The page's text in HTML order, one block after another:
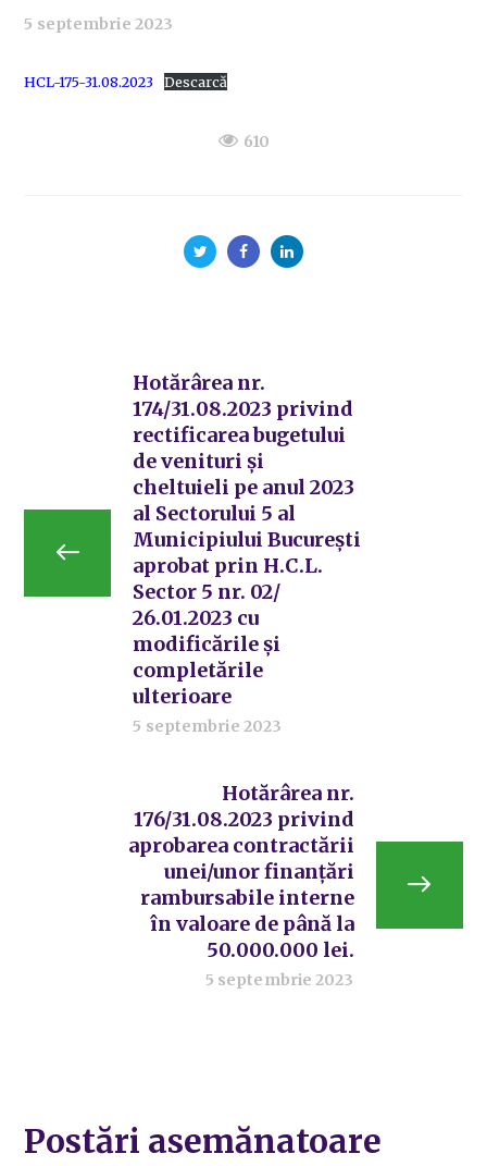
5 septembrie 2023
HCL-175-31.08.2023 Descarcă
610
Hotărârea nr.
174/31.08.2023 privind
rectificarea bugetului
de venituri și
cheltuieli pe anul 2023
al Sectorului 5 al
Municipiului București
aprobat prin H.C.L.
Sector 5 nr. 02/
26.01.2023 cu
modificările și
completările
ulterioare
5 septembrie 2023
Hotărârea nr.
176/31.08.2023 privind
aprobarea contractării
unei/unor finanțări
rambursabile interne
în valoare de până la
50.000.000 lei.
5 septembrie 2023
Postări asemănatoare